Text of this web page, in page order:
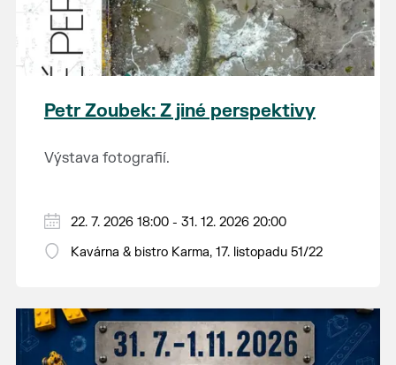
Petr Zoubek: Z jiné perspektivy
Výstava fotografií.
22. 7. 2026 18:00 - 31. 12. 2026 20:00
Kavárna & bistro Karma, 17. listopadu 51/22